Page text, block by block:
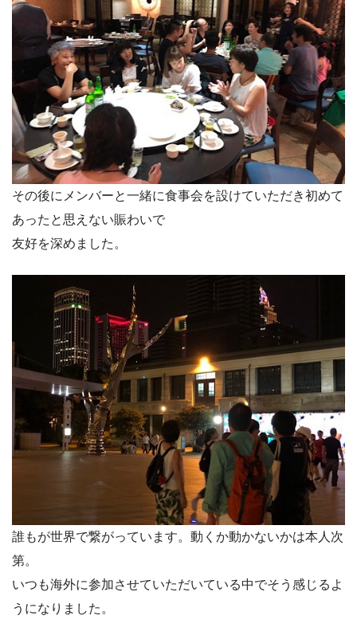
その後にメンバーと一緒に食事会を設けていただき初めて
あったと思えない賑わいで
友好を深めました。
誰もが世界で繋がっています。動くか動かないかは本人次
第。
いつも海外に参加させていただいている中でそう感じるよ
うになりました。